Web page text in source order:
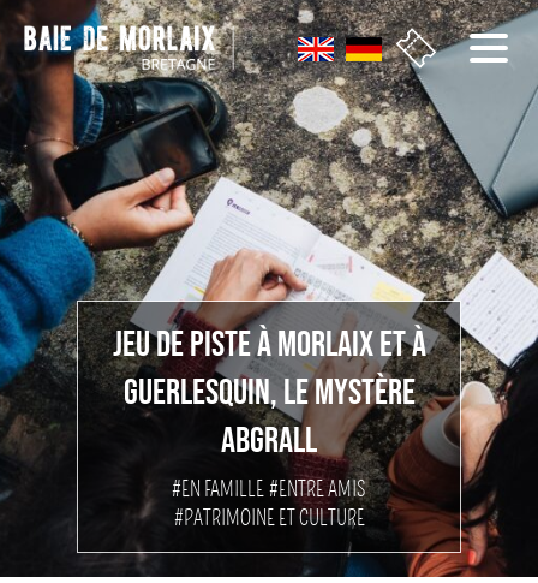
Aller au menu
Aller au contenu
Aller à la recherche
Aller au bas de page
JEU DE PISTE À MORLAIX ET À
GUERLESQUIN, LE MYSTÈRE
ABGRALL
#EN FAMILLE#ENTRE AMIS
#PATRIMOINE ET CULTURE